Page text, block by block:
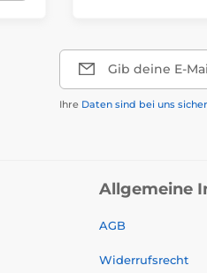
Gib deine E-
Ihre Daten sind bei uns sicher
Allgemeine
AGB
Widerrufsrecht